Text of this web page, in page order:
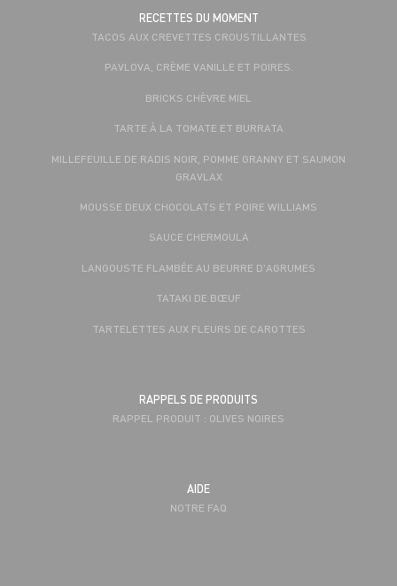
RECETTES DU MOMENT
TACOS AUX CREVETTES CROUSTILLANTES
PAVLOVA, CRÈME VANILLE ET POIRES.
BRICKS CHÈVRE MIEL
TARTE À LA TOMATE ET BURRATA
MILLEFEUILLE DE RADIS NOIR, POMME GRANNY ET SAUMON
GRAVLAX
MOUSSE DEUX CHOCOLATS ET POIRE WILLIAMS
SAUCE CHERMOULA
LANGOUSTE FLAMBÉE AU BEURRE D'AGRUMES
TATAKI DE BŒUF
TARTELETTES AUX FLEURS DE CAROTTES
RAPPELS DE PRODUITS
RAPPEL PRODUIT : OLIVES NOIRES
AIDE
NOTRE FAQ